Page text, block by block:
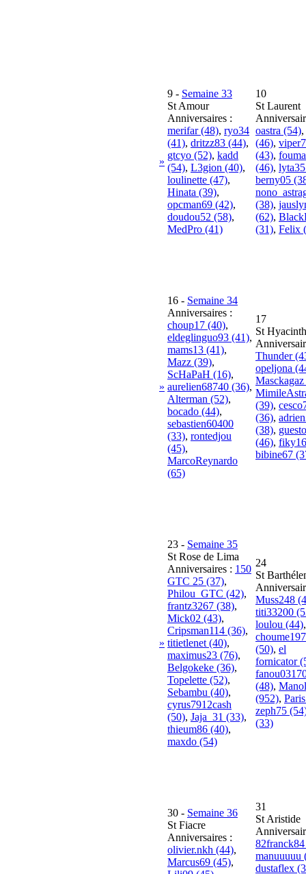
»
9 - Semaine 33
St Amour
Anniversaires :
merifar (48), ryo34
(41), dritzz83 (44),
gtcyo (52), kadd
(54), L3gion (40),
loulinette (47),
Hinata (39),
opcman69 (42),
doudou52 (58),
MedPro (41)
10
St Laurent
oastra (54),
(46),
(43),
(46),
berny05
(38),
(62),
(31), Felix
»
16 - Semaine 34
Anniversaires :
choup17 (40),
eldeglinguo93 (41),
mams13 (41),
Mazz (39),
ScHaPaH (16),
aurelien68740 (36),
Alterman (52),
bocado (44),
sebastien60400
(33), rontedjou
(45),
MarcoReynardo
(65)
17
St
Thunder
opeljona
(39),
(36),
(38),
(46),
bibine67
»
23 - Semaine 35
St Rose de Lima
Anniversaires : 150
GTC 25 (37),
Philou_GTC (42),
frantz3267 (38),
Mick02 (43),
Cripsman114 (36),
titietlenet (40),
maximus23 (76),
Belgokeke (36),
Topelette (52),
Sebambu (40),
cyrus7912cash
(50), Jaja_31 (33),
thieum86 (40),
maxdo (54)
24
St
Muss248
titi33200
loulou (44),
(50), el
fornicator
(48),
(952),
zeph75
(33)
30 - Semaine 36
St Fiacre
Anniversaires :
olivier.nkh (44),
Marcus69 (45),
31
St Aristide
manuuuuu
dustaflex